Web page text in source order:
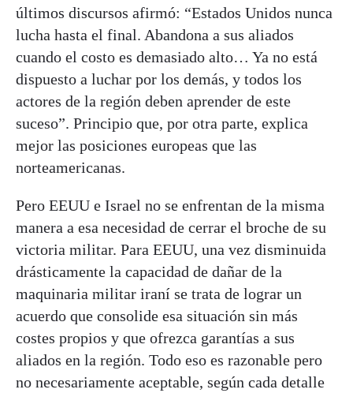
últimos discursos afirmó: “Estados Unidos nunca
lucha hasta el final. Abandona a sus aliados
cuando el costo es demasiado alto… Ya no está
dispuesto a luchar por los demás, y todos los
actores de la región deben aprender de este
suceso”. Principio que, por otra parte, explica
mejor las posiciones europeas que las
norteamericanas.
Pero EEUU e Israel no se enfrentan de la misma
manera a esa necesidad de cerrar el broche de su
victoria militar. Para EEUU, una vez disminuida
drásticamente la capacidad de dañar de la
maquinaria militar iraní se trata de lograr un
acuerdo que consolide esa situación sin más
costes propios y que ofrezca garantías a sus
aliados en la región. Todo eso es razonable pero
no necesariamente aceptable, según cada detalle